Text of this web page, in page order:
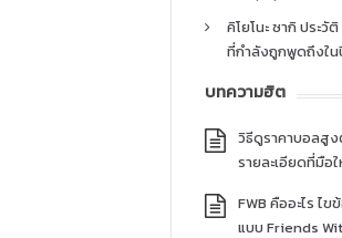
คิโยโนะ ซากิ ประ
ที่กำลังถูกพูดถึงใน
บทความฮิต
วิธีดูราคาบอลสูง
รายละเอียดที่มือ
FWB คืออะไร ไ
แบบ Friends